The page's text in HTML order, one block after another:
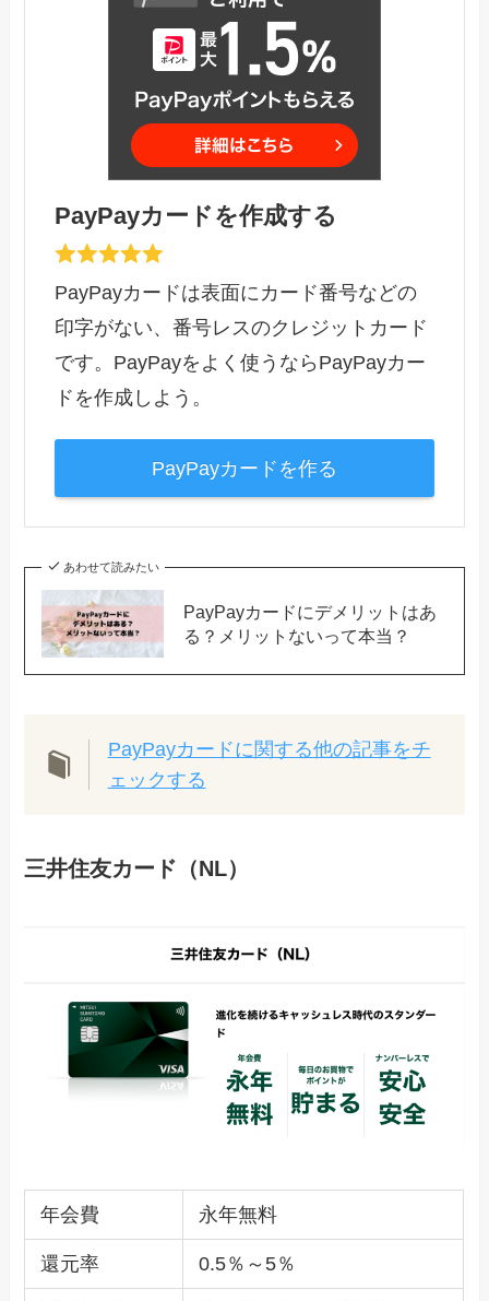
PayPayカードを作成する
PayPayカードは表面にカード番号などの
印字がない、番号レスのクレジットカード
です。PayPayをよく使うならPayPayカー
ドを作成しよう。
PayPayカードを作る
あわせて読みたい
PayPayカードにデメリットはあ
る？メリットないって本当？
PayPayカードに関する他の記事をチ
ェックする
三井住友カード（NL）
年会費 永年無料
還元率 0.5％～5％